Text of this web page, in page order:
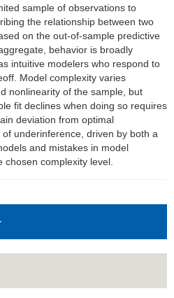
sample of observations to
the relationship between two
on the out-of-sample predictive
behavior is broadly
intuitive modelers who respond to
Model complexity varies
nonlinearity of the sample, but
fit declines when doing so requires
deviation from optimal
underinference, driven by both a
and mistakes in model
complexity level.